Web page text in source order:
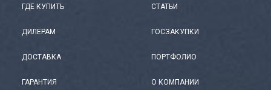
ГДЕ КУПИТЬ
ДИЛЕРАМ
ДОСТАВКА
ГАРАНТИЯ
СТАТЬИ
ГОСЗАКУПКИ
ПОРТФОЛИО
О КОМПАНИИ